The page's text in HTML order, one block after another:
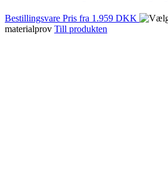
Bestillingsvare Pris fra 1.959 DKK
materialprov Till produkten